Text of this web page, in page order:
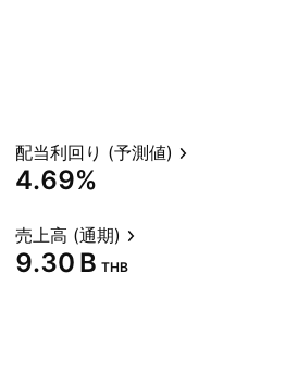
配当利回り (予測値)
4.69%
売上高 (通期)
‪9.30 B‬ THB